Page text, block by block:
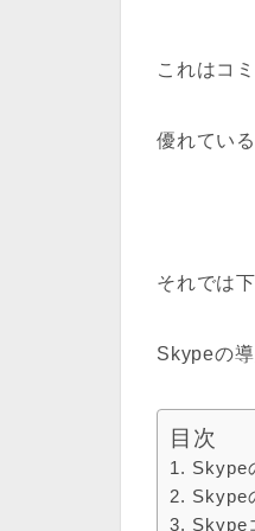
これはコ
優れてい
それでは
Skypeの
目次
Skype
Skype
Skype